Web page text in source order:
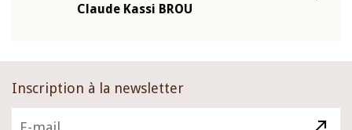
Claude Kassi BROU
Inscription à la newsletter